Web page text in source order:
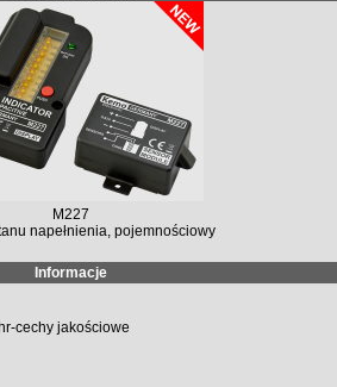
M227
napełnienia, pojemnościowy
Informacje
cechy jakościowe